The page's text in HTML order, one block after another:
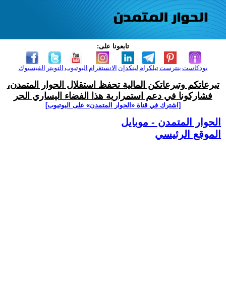
تابعونا على:
الفيسبوك التويتر اليوتيوب الانستغرام لينكدإن تيلكرامبنترست بودكاست
تبرعاتكم وتبرعاتكن المالية تحفظ استقلال الحوار المتمدن،
فشاركونا في دعم استمرارية هذا الفضاء اليساري الحر
[اشترك في قناة ‫«الحوار المتمدن» على اليوتيوب]
الحوار المتمدن - موبايل
الموقع الرئيسي